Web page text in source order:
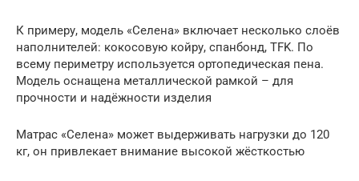
К примеру, модель «Селена» включает несколько слоёв
наполнителей: кокосовую койру, спанбонд, TFK. По
всему периметру используется ортопедическая пена.
Модель оснащена металлической рамкой – для
прочности и надёжности изделия
Матрас «Селена» может выдерживать нагрузки до 120
кг, он привлекает внимание высокой жёсткостью